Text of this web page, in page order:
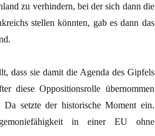
zu verhindern, bei der sich dann die
stellen könnten, gab es dann das
dass sie damit die Agenda des Gipfels
diese Oppositionsrolle übernommen
setzte der historische Moment ein.
in einer EU ohne